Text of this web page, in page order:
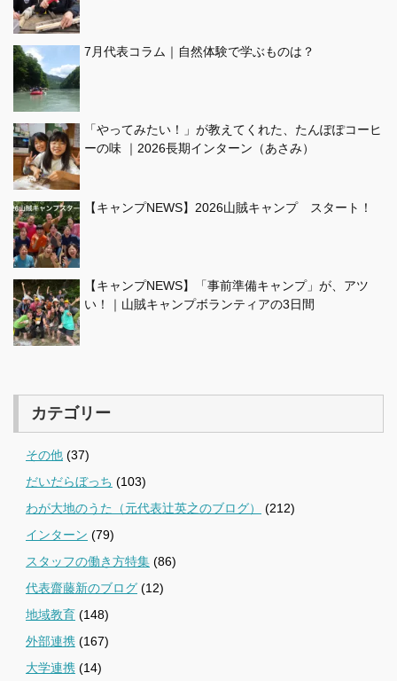
7月代表コラム｜自然体験で学ぶものは？
「やってみたい！」が教えてくれた、たんぽぽコーヒ
ーの味 ｜2026長期インターン（あさみ）
【キャンプNEWS】2026山賊キャンプ スタート！
【キャンプNEWS】「事前準備キャンプ」が、アツ
い！｜山賊キャンプボランティアの3日間
カテゴリー
その他 (37)
だいだらぼっち (103)
わが大地のうた（元代表辻英之のブログ）
(212)
インターン (79)
スタッフの働き方特集 (86)
代表齋藤新のブログ (12)
地域教育 (148)
外部連携 (167)
大学連携 (14)